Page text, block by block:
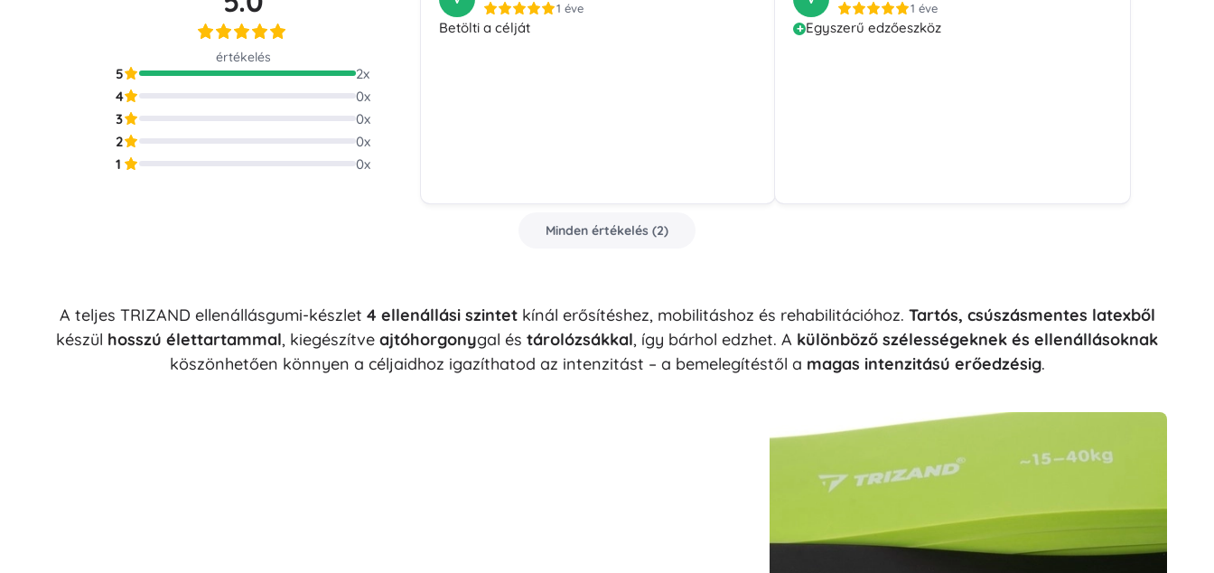
értékelés
5 2x
4
0x
3
0x
2
0x
1
0x
1 éve
Betölti a célját
1 éve
Egyszerű edzőeszköz
Minden értékelés (2)
A teljes TRIZAND ellenállásgumi-készlet 4 ellenállási szintetkínál erősítéshez, mobilitáshoz és rehabilitációhoz. Tartós, csúszásmentes latexből
készül hosszú élettartammal, kiegészítve ajtóhorgonygal és tárolózsákkal, így bárhol edzhet. A különböző szélességeknek és ellenállásoknak
köszönhetően könnyen a céljaidhoz igazíthatod az intenzitást – a bemelegítéstől a magas intenzitású erőedzésig.